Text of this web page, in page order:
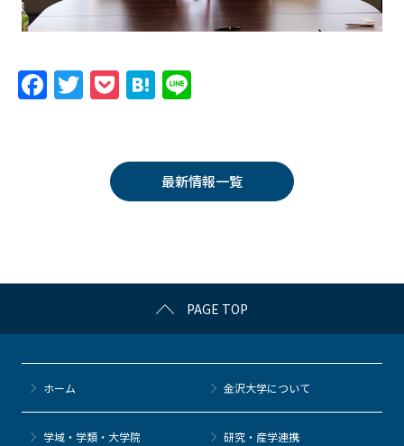
F
k
T
er
P
k
et
H
n
a
最新情報一覧
PAGE TOP
ホーム 金沢大学について
学域・学類・大学院 研究・産学連携